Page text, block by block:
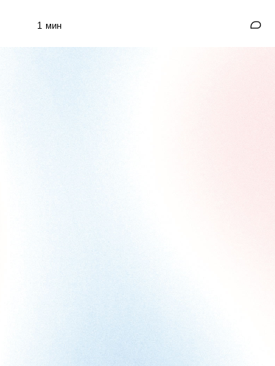
1 мин